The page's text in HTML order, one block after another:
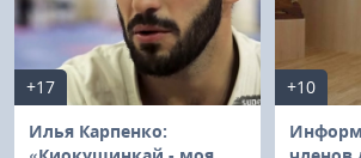
+17
Илья Карпенко:
+10